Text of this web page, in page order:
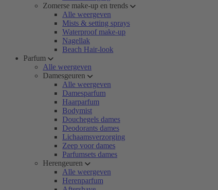
Zomerse make-up en trends
Alle weergeven
Mists & setting sprays
Waterproof make-up
Nagellak
Beach Hair-look
Parfum
Alle weergeven
Damesgeuren
Alle weergeven
Damesparfum
Haarparfum
Bodymist
Douchegels dames
Deodorants dames
Lichaamsverzorging
Zeep voor dames
Parfumsets dames
Herengeuren
Alle weergeven
Herenparfum